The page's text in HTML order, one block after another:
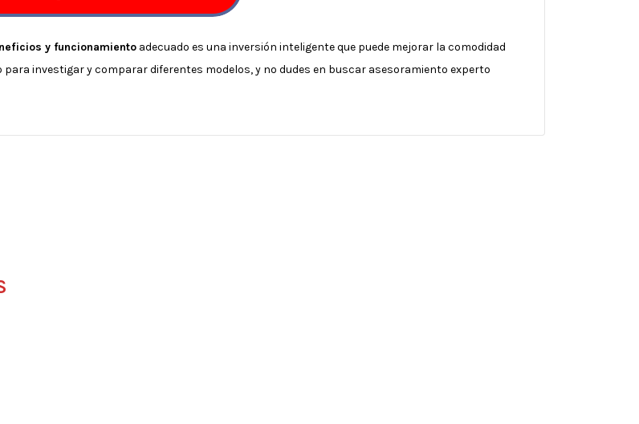
y funcionamiento adecuado es una inversión inteligente que puede mejorar la comodidad
investigar y comparar diferentes modelos, y no dudes en buscar asesoramiento experto